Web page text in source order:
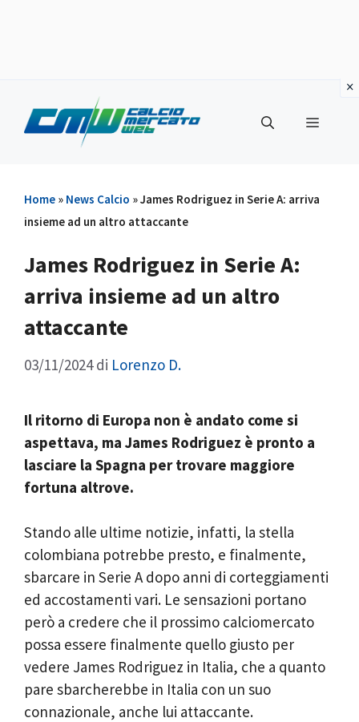
contenuto
Menu
Home » News Calcio »James Rodriguez in Serie A: arriva
insieme ad un altro attaccante
James Rodriguez in Serie A:
arriva insieme ad un altro
attaccante
03/11/2024 di Lorenzo D.
Il ritorno di Europa non è andato come si
aspettava, ma James Rodriguez è pronto a
lasciare la Spagna per trovare maggiore
fortuna altrove.
Stando alle ultime notizie, infatti, la stella
colombiana potrebbe presto, e finalmente,
sbarcare in Serie A dopo anni di corteggiamenti
ed accostamenti vari. Le sensazioni portano
però a credere che il prossimo calciomercato
possa essere finalmente quello giusto per
vedere James Rodriguez in Italia, che a quanto
pare sbarcherebbe in Italia con un suo
connazionale, anche lui attaccante.